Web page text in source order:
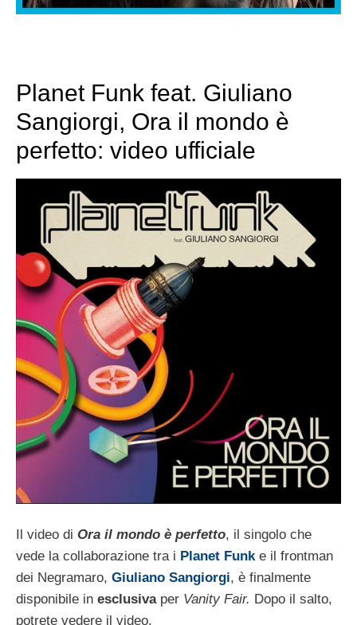
Planet Funk feat. Giuliano
Sangiorgi, Ora il mondo è
perfetto: video ufficiale
Il video di Ora il mondo è perfetto, il singolo che
vede la collaborazione tra i Planet Funke il frontman
dei Negramaro, Giuliano Sangiorgi, è finalmente
disponibile in esclusivaper Vanity Fair. Dopo il salto,
potrete vedere il video.